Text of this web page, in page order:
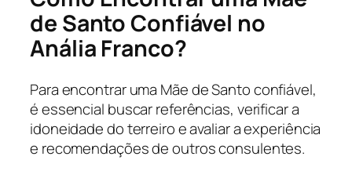
de Santo Confiável no
Anália Franco?
Para encontrar uma Mãe de Santo confiável,
é essencial buscar referências, verificar a
idoneidade do terreiro e avaliar a experiência
e recomendações de outros consulentes.